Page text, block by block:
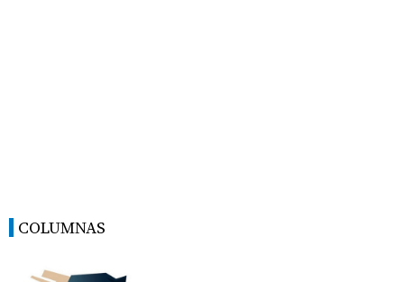
COLUMNAS